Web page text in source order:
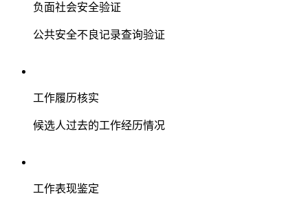
负面社会安全验证
公共安全不良记录查询验证
工作履历核实
候选人过去的工作经历情况
工作表现鉴定